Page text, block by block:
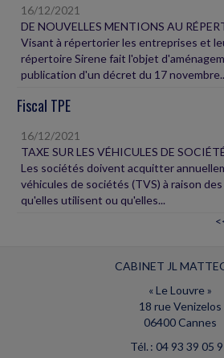
16/12/2021
DE NOUVELLES MENTIONS AU
Visant à répertorier les entreprises et
répertoire Sirene fait l'objet
publication d'un décret du 17
Fiscal TPE
16/12/2021
TAXE SUR LES VÉHICULES DE
Les sociétés doivent acquitter
véhicules de sociétés (TVS) à raison
qu'elles utilisent ou qu'elles...
CABINET JL
« Le Louvre »
18 rue Venizelos
06400 Cannes
Tél. : 04 93 39 05